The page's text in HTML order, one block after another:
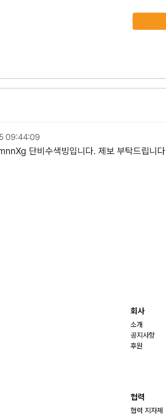
09:44:09
단비수색빙입니다. 제보 부탁드립니다
회사
소개
공지사항
후원
협력
협력 지자체